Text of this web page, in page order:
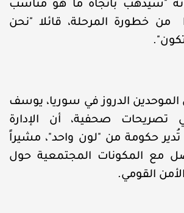
"سيذهب باتجاه ما هو مناسب
من خطورة المرحلة، قائلا "نحن
الدروز في سوريا، يوسف
تصريحات صحفية، أن الإدارة
تُدير حكومة من "لون واحد"، مشيراً
مع المكونات المجتمعية حول
القومي.